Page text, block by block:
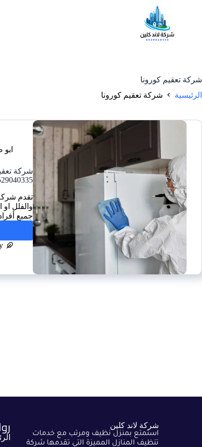
شركة تعقيم كورونا
الرئيسية
شركة تعقيم كورونا
شركة
تقدم
والفلل
جميع
شركة لاند كلين
استمتع بمنزل نظيف ومرتب مع خدمات
تنظيف المنازل المميزة التي تقدمها شركة